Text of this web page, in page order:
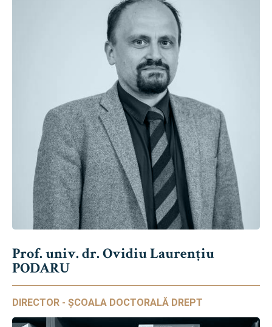
Prof. univ. dr. Ovidiu Laurențiu
PODARU
DIRECTOR - ȘCOALA DOCTORALĂ DREPT